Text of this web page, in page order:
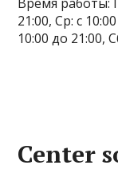
21:00, Ср: с
10:00 до 21:00,
Center